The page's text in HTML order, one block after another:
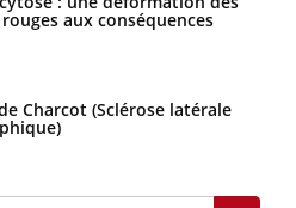
aux conséquences
Charcot (Sclérose latérale